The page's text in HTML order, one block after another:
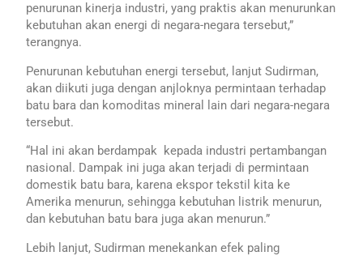
penurunan kinerja industri, yang praktis akan menurunkan
kebutuhan akan energi di negara-negara tersebut,”
terangnya.
Penurunan kebutuhan energi tersebut, lanjut Sudirman,
akan diikuti juga dengan anjloknya permintaan terhadap
batu bara dan komoditas mineral lain dari negara-negara
tersebut.
“Hal ini akan berdampak kepada industri pertambangan
nasional. Dampak ini juga akan terjadi di permintaan
domestik batu bara, karena ekspor tekstil kita ke
Amerika menurun, sehingga kebutuhan listrik menurun,
dan kebutuhan batu bara juga akan menurun.”
Lebih lanjut, Sudirman menekankan efek paling